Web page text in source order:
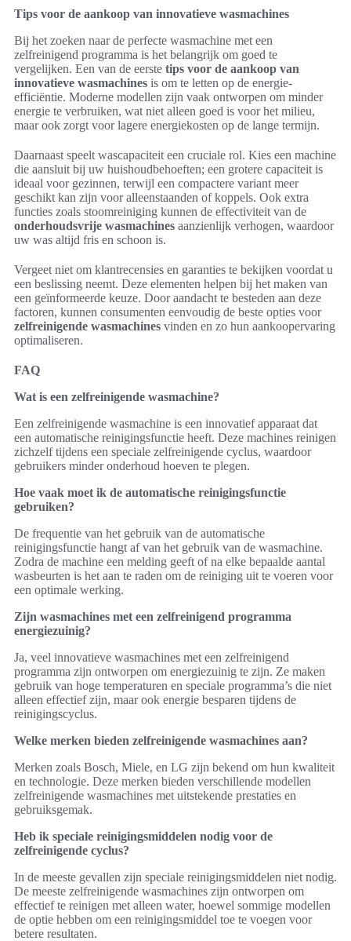
Tips voor de aankoop van innovatieve wasmachines
Bij het zoeken naar de perfecte wasmachine met een
zelfreinigend programma is het belangrijk om goed te
vergelijken. Een van de eerste tips voor de aankoop van
innovatieve wasmachines is om te letten op de energie-
efficiëntie. Moderne modellen zijn vaak ontworpen om minder
energie te verbruiken, wat niet alleen goed is voor het milieu,
maar ook zorgt voor lagere energiekosten op de lange termijn.
Daarnaast speelt wascapaciteit een cruciale rol. Kies een machine
die aansluit bij uw huishoudbehoeften; een grotere capaciteit is
ideaal voor gezinnen, terwijl een compactere variant meer
geschikt kan zijn voor alleenstaanden of koppels. Ook extra
functies zoals stoomreiniging kunnen de effectiviteit van de
onderhoudsvrije wasmachines aanzienlijk verhogen, waardoor
uw was altijd fris en schoon is.
Vergeet niet om klantrecensies en garanties te bekijken voordat u
een beslissing neemt. Deze elementen helpen bij het maken van
een geïnformeerde keuze. Door aandacht te besteden aan deze
factoren, kunnen consumenten eenvoudig de beste opties voor
zelfreinigende wasmachines vinden en zo hun aankoopervaring
optimaliseren.
FAQ
Wat is een zelfreinigende wasmachine?
Een zelfreinigende wasmachine is een innovatief apparaat dat
een automatische reinigingsfunctie heeft. Deze machines reinigen
zichzelf tijdens een speciale zelfreinigende cyclus, waardoor
gebruikers minder onderhoud hoeven te plegen.
Hoe vaak moet ik de automatische reinigingsfunctie
gebruiken?
De frequentie van het gebruik van de automatische
reinigingsfunctie hangt af van het gebruik van de wasmachine.
Zodra de machine een melding geeft of na elke bepaalde aantal
wasbeurten is het aan te raden om de reiniging uit te voeren voor
een optimale werking.
Zijn wasmachines met een zelfreinigend programma
energiezuinig?
Ja, veel innovatieve wasmachines met een zelfreinigend
programma zijn ontworpen om energiezuinig te zijn. Ze maken
gebruik van hoge temperaturen en speciale programma’s die niet
alleen effectief zijn, maar ook energie besparen tijdens de
reinigingscyclus.
Welke merken bieden zelfreinigende wasmachines aan?
Merken zoals Bosch, Miele, en LG zijn bekend om hun kwaliteit
en technologie. Deze merken bieden verschillende modellen
zelfreinigende wasmachines met uitstekende prestaties en
gebruiksgemak.
Heb ik speciale reinigingsmiddelen nodig voor de
zelfreinigende cyclus?
In de meeste gevallen zijn speciale reinigingsmiddelen niet nodig.
De meeste zelfreinigende wasmachines zijn ontworpen om
effectief te reinigen met alleen water, hoewel sommige modellen
de optie hebben om een reinigingsmiddel toe te voegen voor
betere resultaten.